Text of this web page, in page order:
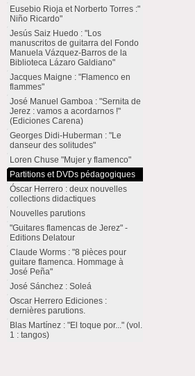
Eusebio Rioja et Norberto Torres :"
Niño Ricardo"
Jesús Saiz Huedo : "Los
manuscritos de guitarra del Fondo
Manuela Vázquez-Barros de la
Biblioteca Lázaro Galdiano"
Jacques Maigne : "Flamenco en
flammes"
José Manuel Gamboa : "Sernita de
Jerez : vamos a acordarnos !"
(Ediciones Carena)
Georges Didi-Huberman : "Le
danseur des solitudes"
Loren Chuse "Mujer y flamenco"
Partitions et DVDs pédagogiques
Óscar Herrero : deux nouvelles
collections didactiques
Nouvelles parutions
"Guitares flamencas de Jerez" -
Editions Delatour
Claude Worms : "8 pièces pour
guitare flamenca. Hommage à
José Peña"
José Sánchez : Soleá
Oscar Herrero Ediciones :
dernières parutions.
Blas Martínez : "El toque por..." (vol.
1 : tangos)